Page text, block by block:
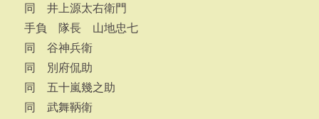
同 井上源太右衛門
手負 隊長 山地忠七
同 谷神兵衛
同 別府侃助
同 五十嵐幾之助
同 武舞鞆衛